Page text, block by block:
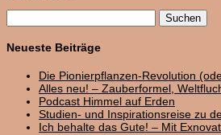
nach:
Neueste Beiträge
Die Pionierpflanzen-Revolution
Alles neu! – Zauberformel,
Podcast Himmel auf Erden
Studien- und Inspirationsreise zu
Ich behalte das Gute! – Mit